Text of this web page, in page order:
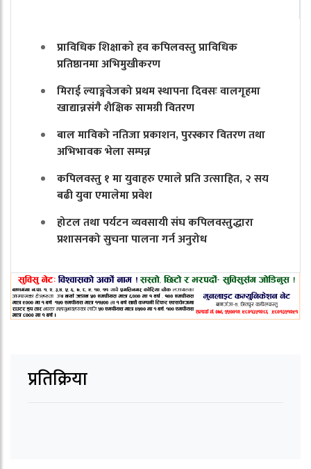
प्राविधिक शिक्षाकाे हव कपिलवस्तु प्राविधिक
प्रतिष्ठानमा अभिमुखीकरण
मिराई ल्याङ्गवेजको प्रथम स्थापना दिवसः वालगृहमा
खाद्यान्नसंगै शैक्षिक सामग्री वितरण
बाल माविको नतिजा प्रकाशन, पुरस्कार वितरण तथा
अभिभावक भेला सम्पन्न
कपिलवस्तु १ मा युवाहरु एमाले प्रति उत्साहित, २ सय
बढी युवा एमालेमा प्रवेश
होटल तथा पर्यटन व्यवसायी संघ कपिलवस्तुद्धारा
प्रशासनको सुचना पालना गर्न अनुरोध
प्रतिक्रिया